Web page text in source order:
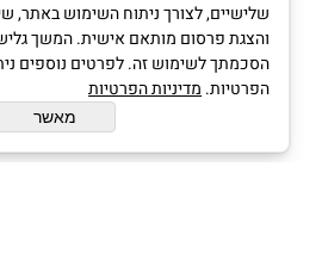
שלישיים, לצורך ניתוח השימוש באתר,
והצגת פרסום מותאם אישית. המשך
הסכמתך לשימוש זה. לפרטים נוספים
הפרטיות. מדיניות הפרטיות
מאשר